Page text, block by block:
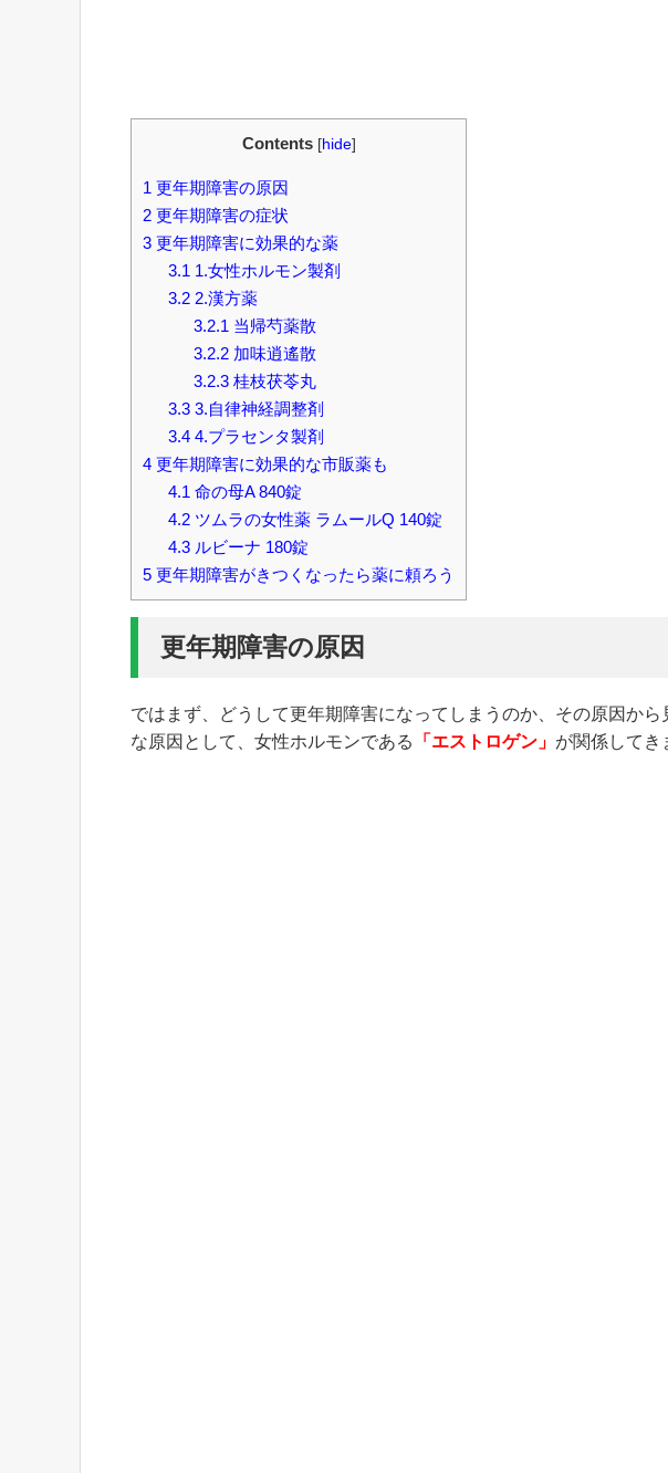
Contents [hide]
1 更年期障害の原因
2 更年期障害の症状
3 更年期障害に効果的な薬
3.1 1.女性ホルモン製剤
3.22.漢方薬
3.2.1 当帰芍薬散
3.2.2加味逍遙散
3.2.3桂枝茯苓丸
3.33.自律神経調整剤
3.44.プラセンタ製剤
4 更年期障害に効果的な市販薬も
4.1 命の母A 840錠
4.2ツムラの女性薬 ラムールQ 140錠
4.3ルビーナ 180錠
5 更年期障害がきつくなったら薬に頼ろう
更年期障害の原因
ではまず、どうして更年期障害になってしまうのか、その原因か
な原因として、女性ホルモンである
「エストロゲン」 が関係してき